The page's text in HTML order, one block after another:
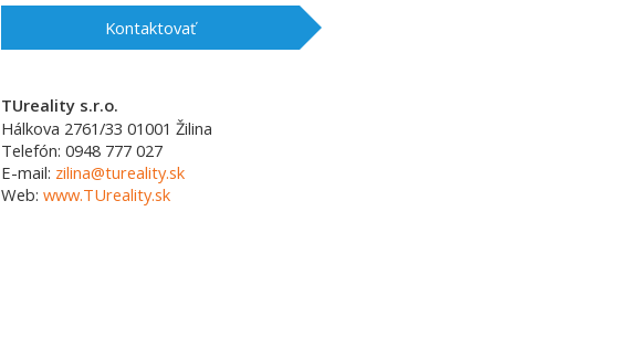
Kontaktovať
TUreality s.r.o.
Hálkova 2761/33 01001 Žilina
Telefón: 0948 777 027
E-mail: zilina@tureality.sk
Web: www.TUreality.sk